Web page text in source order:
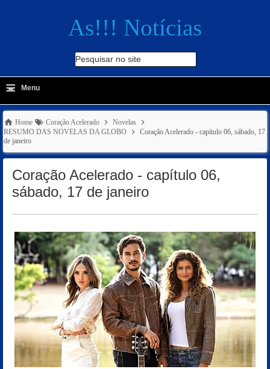
As!!! Notícias
Pesquisar no site
-
≡ Menu
Home Coração Acelerado
Novelas
RESUMO DAS NOVELAS DA GLOBO
Coração Acelerado - capítulo 06, sábado, 17
de janeiro
Coração Acelerado - capítulo 06,
sábado, 17 de janeiro